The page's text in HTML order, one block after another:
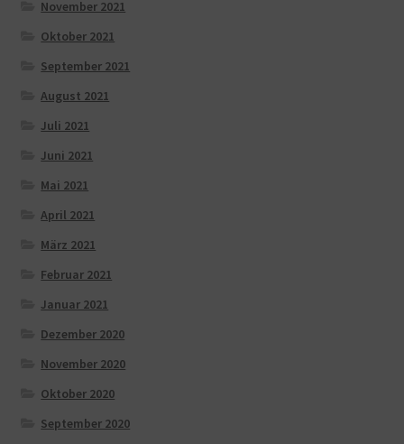
November 2021
Oktober 2021
September 2021
August 2021
Juli 2021
Juni 2021
Mai 2021
April 2021
März 2021
Februar 2021
Januar 2021
Dezember 2020
November 2020
Oktober 2020
September 2020